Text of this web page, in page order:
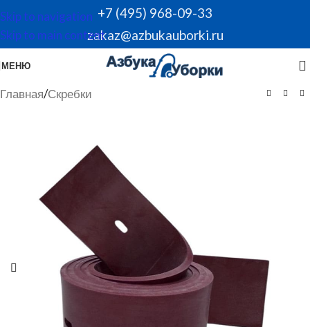
Skip to navigation
Skip to main content
+7 (495) 968-09-33
zakaz@azbukauborki.ru
МЕНЮ
Главная/Скребки